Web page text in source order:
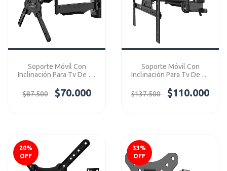
Soporte Móvil Con
Inclinación Para Tv De 32
$87.500
$70.000
Soporte Móvil Con
Inclinación Para Tv De 40
$137.500
$110.000
20%
OFF
33%
OFF